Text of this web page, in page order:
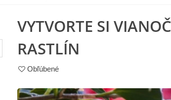
VYTVORTE SI
RASTLÍN
Obľúbené